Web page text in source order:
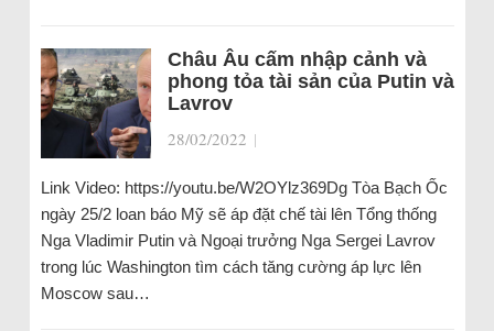
Châu Âu cấm nhập cảnh và
phong tỏa tài sản của Putin và
Lavrov
28/02/2022 |
Link Video: https://youtu.be/W2OYlz369Dg Tòa Bạch Ốc
ngày 25/2 loan báo Mỹ sẽ áp đặt chế tài lên Tổng thống
Nga Vladimir Putin và Ngoại trưởng Nga Sergei Lavrov
trong lúc Washington tìm cách tăng cường áp lực lên
Moscow sau…